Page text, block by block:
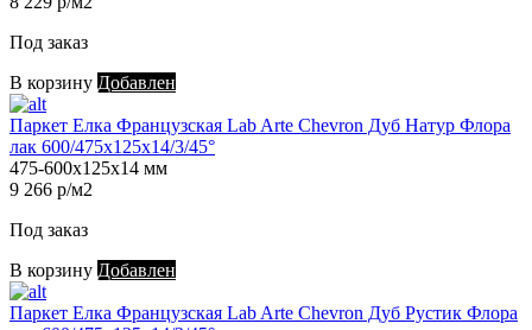
Под заказ
В корзину Добавлен
Паркет Елка Французская Lab Arte Chevron Дуб Натур Флора
лак 600/475х125х14/3/45°
475-600х125х14 мм
9 266 р/м2
Под заказ
В корзину Добавлен
Паркет Елка Французская Lab Arte Chevron Дуб Рустик Флора